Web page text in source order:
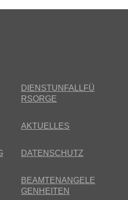
DIENSTUNFALLFÜ
RSORGE
AKTUELLES
DATENSCHUTZ
BEAMTENANGELE
GENHEITEN